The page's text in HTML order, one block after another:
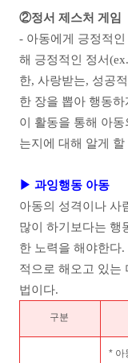
②정서 제스처 게임
- 아동에게 긍정적
해 긍정적인 정서
한, 사랑받는, 성공
한 장을 뽑아 행동
이 활동을 통해 아
는지에 대해 알게 할
▶ 과잉행동 아동
아동의 성격이나 사
많이 하기보다는 행
한 노력을 해야한다
적으로 해오고 있는
법이다.
구분
* 아